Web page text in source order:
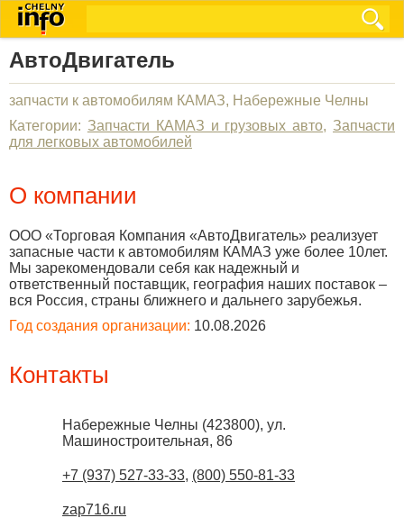
АвтоДвигатель
запчасти к автомобилям КАМАЗ, Набережные Челны
Категории: Запчасти КАМАЗ и грузовых авто, Запчасти
для легковых автомобилей
О компании
ООО «Торговая Компания «АвтоДвигатель» реализует
запасные части к автомобилям КАМАЗ уже более 10лет.
Мы зарекомендовали себя как надежный и
ответственный поставщик, география наших поставок –
вся Россия, страны ближнего и дальнего зарубежья.
Год создания организации: 10.08.2026
Контакты
Набережные Челны (423800), ул.
Машиностроительная, 86
+7 (937) 527-33-33, (800) 550-81-33
zap716.ru